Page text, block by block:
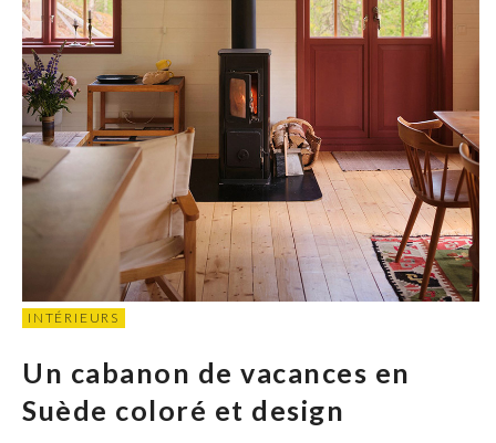
INTÉRIEURS
Un cabanon de vacances en
Suède coloré et design